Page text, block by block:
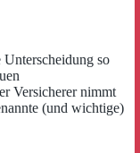
so
Versicherer nimmt
(und wichtige)